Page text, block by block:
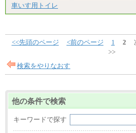
車いす用トイレ
<<先頭のページ <前のページ 1 2
>>
検索をやりなおす
他の条件で検索
キーワードで探す